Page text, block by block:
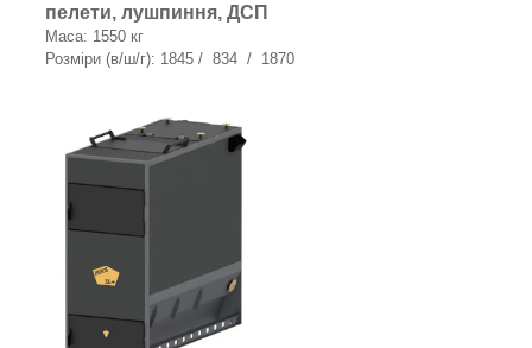
пелети, лушпиння, ДСП
Маса: 1550 кг
Розміри (в/ш/г): 1845 / 834 / 1870